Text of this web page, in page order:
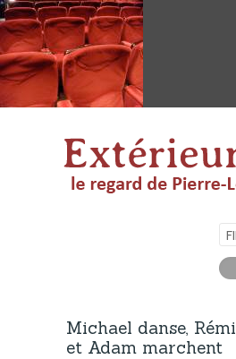
Michael danse,
et Adam marchent